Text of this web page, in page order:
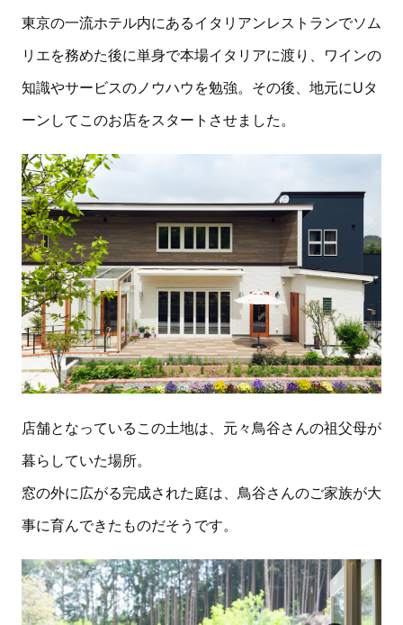
東京の一流ホテル内にあるイタリアンレストランでソム
リエを務めた後に単身で本場イタリアに渡り、ワインの
知識やサービスのノウハウを勉強。その後、地元にUタ
ーンしてこのお店をスタートさせました。
店舗となっているこの土地は、元々鳥谷さんの祖父母が
暮らしていた場所。
窓の外に広がる完成された庭は、鳥谷さんのご家族が大
事に育んできたものだそうです。